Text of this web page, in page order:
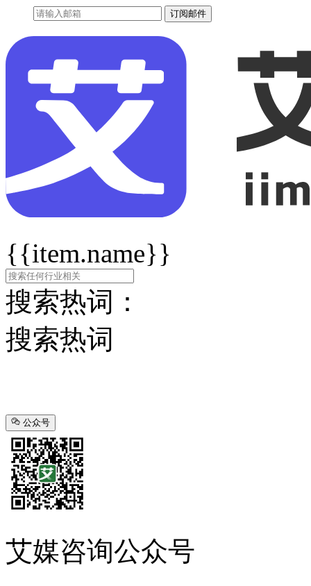
订阅邮件
{{item.name}}
搜索热词：
搜索热词
公众号
艾媒咨询公众号